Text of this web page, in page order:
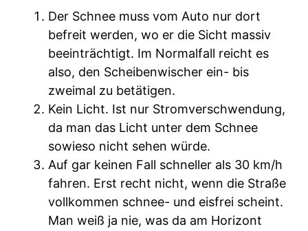
Der Schnee muss vom Auto nur dort
befreit werden, wo er die Sicht massiv
beeinträchtigt. Im Normalfall reicht es
also, den Scheibenwischer ein- bis
zweimal zu betätigen.
Kein Licht. Ist nur Stromverschwendung,
da man das Licht unter dem Schnee
sowieso nicht sehen würde.
Auf gar keinen Fall schneller als 30 km/h
fahren. Erst recht nicht, wenn die Straße
vollkommen schnee- und eisfrei scheint.
Man weiß ja nie, was da am Horizont